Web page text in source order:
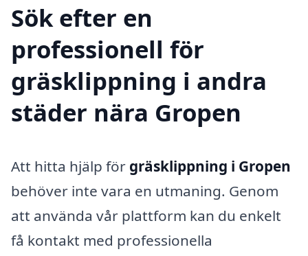
Sök efter en
professionell för
gräsklippning i andra
städer nära Gropen
Att hitta hjälp för gräsklippning i Gropen
behöver inte vara en utmaning. Genom
att använda vår plattform kan du enkelt
få kontakt med professionella